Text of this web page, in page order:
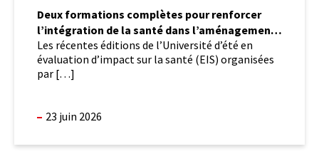
Deux formations complètes pour renforcer
l’intégration de la santé dans l’aménagement
du territoire
Les récentes éditions de l’Université d’été en
évaluation d’impact sur la santé (EIS) organisées
par […]
23 juin 2026